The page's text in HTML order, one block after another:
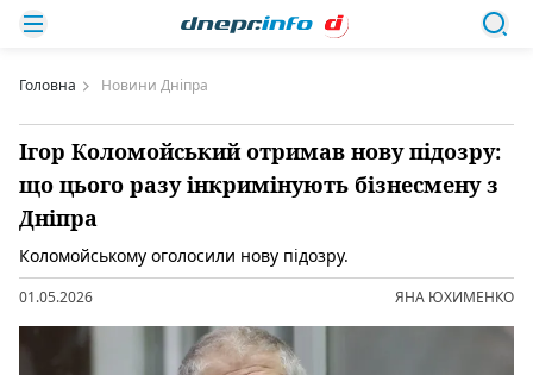
Головна Новини Дніпра
Ігор Коломойський отримав нову підозру:
що цього разу інкримінують бізнесмену з
Дніпра
Коломойському оголосили нову підозру.
01.05.2026 ЯНА ЮХИМЕНКО